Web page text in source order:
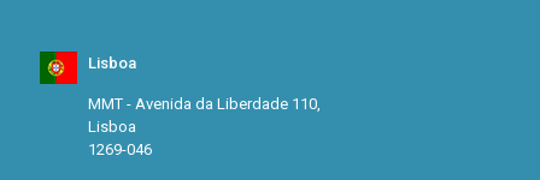
Lisboa
MMT - Avenida da Liberdade 110,
Lisboa
1269-046